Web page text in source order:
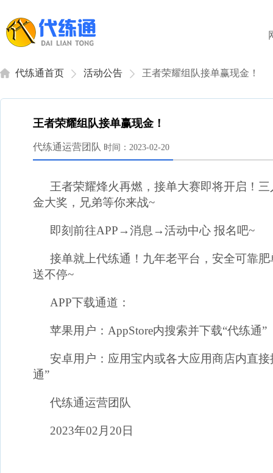
代练通首页 活动公告 王者荣耀组队接单赢现金！
王者荣耀组队接单赢现金！
代练通运营团队 时间：2023-02-20
王者荣耀烽火再燃，接单大赛即将开启！
金大奖，兄弟等你来战~
即刻前往APP→消息→活动中心 报名吧~
接单就上代练通！九年老平台，安全可靠
送不停~
APP下载通道：
苹果用户：AppStore内搜索并下载“代练通”
安卓用户：应用宝内或各大应用商店内直接
通”
代练通运营团队
2023年02月20日